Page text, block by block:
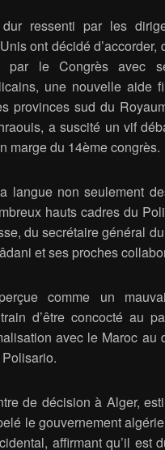
ressenti par les
ont décidé d’accorder,
par le Congrès avec
une nouvelle aide
provinces sud du
a suscité un vif
marge du 14ème congrès.
langue non seulement
hauts cadres du
du secrétaire général
et ses proches
comme un
d’être concocté au
avec le Maroc au
de décision à Alger,
le gouvernement
affirmant qu’il est